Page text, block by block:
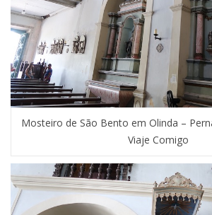
Mosteiro de São Bento em Olinda –
Viaje Comigo